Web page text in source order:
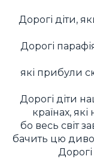
Дорогі діти,
Дорогі
які прибули
Дорогі діти
країнах,
бо весь світ
бачить цю
Дорогі